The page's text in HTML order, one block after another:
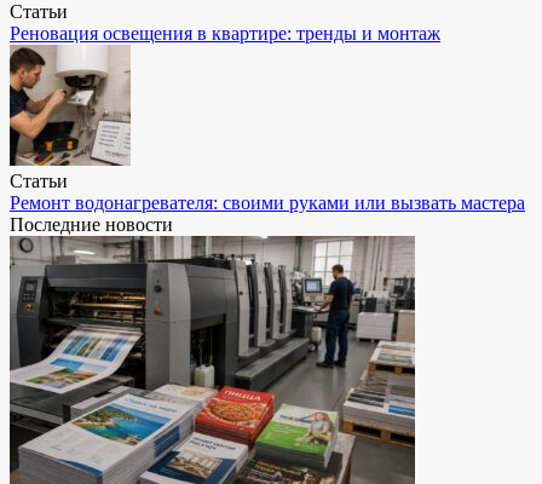
Статьи
Реновация освещения в квартире: тренды и монтаж
Статьи
Ремонт водонагревателя: своими руками или вызвать мастера
Последние новости